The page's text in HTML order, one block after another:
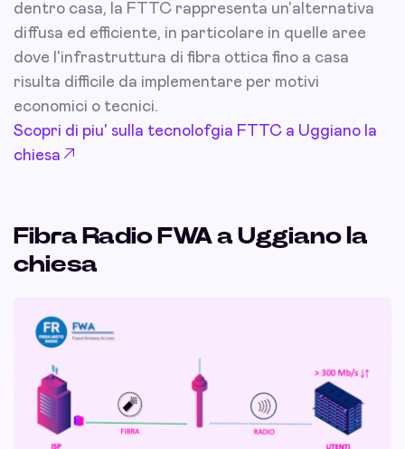
dentro casa, la FTTC rappresenta un'alternativa
diffusa ed efficiente, in particolare in quelle aree
dove l'infrastruttura di fibra ottica fino a casa
risulta difficile da implementare per motivi
economici o tecnici.
Scopri di piu' sulla tecnolofgia FTTC a Uggiano la
chiesa
Fibra Radio FWA a Uggiano la
chiesa